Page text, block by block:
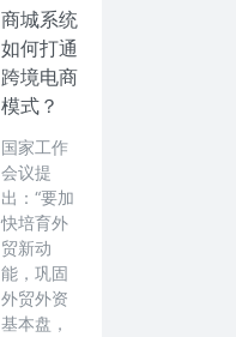
商城系统
如何打通
跨境电商
模式？
国家工作
会议提
出：“要加
快培育外
贸新动
能，巩固
外贸外资
基本盘，